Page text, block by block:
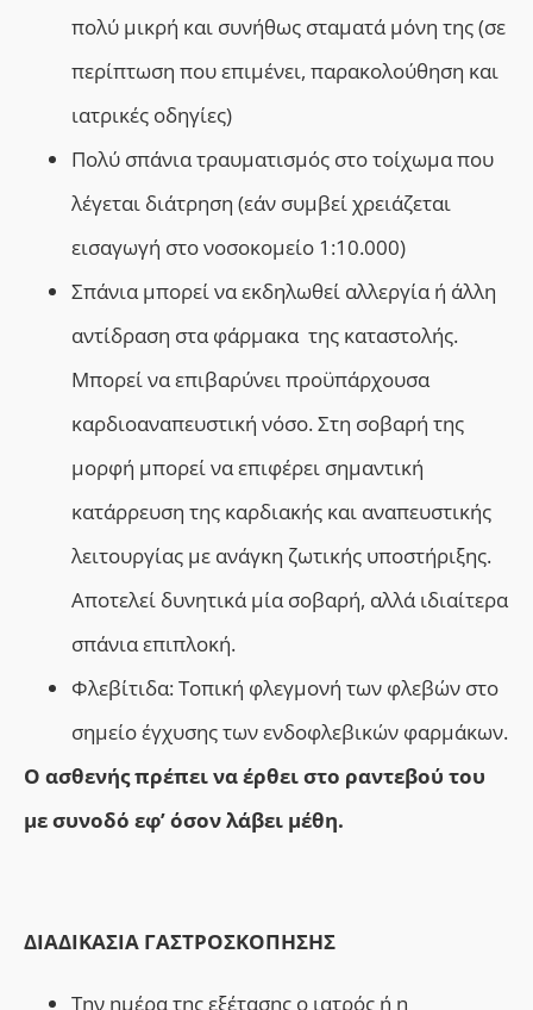
πολύ μικρή και συνήθως σταματά μόνη της (σε
περίπτωση που επιμένει, παρακολούθηση και
ιατρικές οδηγίες)
Πολύ σπάνια τραυματισμός στο τοίχωμα που
λέγεται διάτρηση (εάν συμβεί χρειάζεται
εισαγωγή στο νοσοκομείο 1:10.000)
Σπάνια μπορεί να εκδηλωθεί αλλεργία ή άλλη
αντίδραση στα φάρμακα της καταστολής.
Μπορεί να επιβαρύνει προϋπάρχουσα
καρδιοαναπευστική νόσο. Στη σοβαρή της
μορφή μπορεί να επιφέρει σημαντική
κατάρρευση της καρδιακής και αναπευστικής
λειτουργίας με ανάγκη ζωτικής υποστήριξης.
Αποτελεί δυνητικά μία σοβαρή, αλλά ιδιαίτερα
σπάνια επιπλοκή.
Φλεβίτιδα: Τοπική φλεγμονή των φλεβών στο
σημείο έγχυσης των ενδοφλεβικών φαρμάκων.
Ο ασθενής πρέπει να έρθει στο ραντεβού του
με συνοδό εφ’ όσον λάβει μέθη.
ΔΙΑΔΙΚΑΣΙΑ ΓΑΣΤΡΟΣΚΟΠΗΣΗΣ
Την ημέρα της εξέτασης ο ιατρός ή η